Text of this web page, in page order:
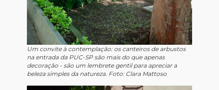
Um convite à contemplação: os canteiros de arbustos
na entrada da PUC-SP são mais do que apenas
decoração - são um lembrete gentil para apreciar a
beleza simples da natureza. Foto: Clara Mattoso